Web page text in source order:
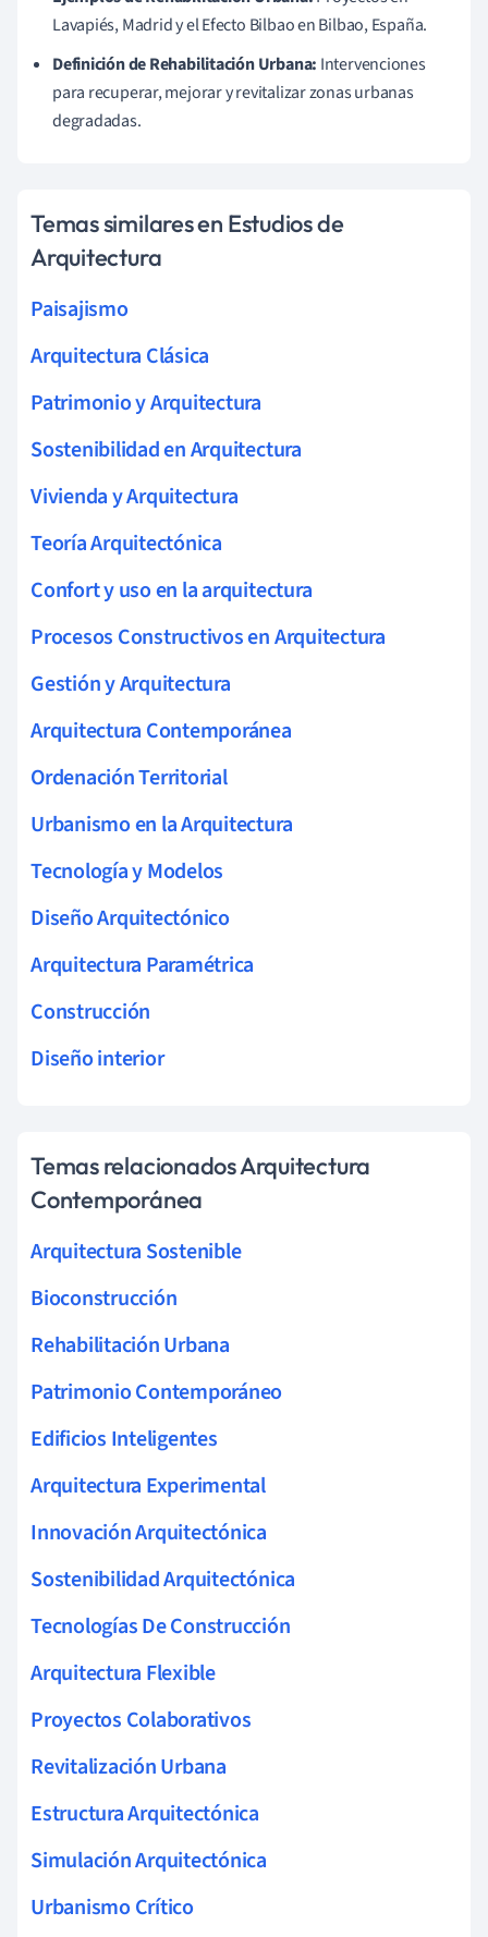
Lavapiés, Madrid y el Efecto Bilbao en Bilbao, España.
Definición de Rehabilitación Urbana: Intervenciones
para recuperar, mejorar y revitalizar zonas urbanas
degradadas.
Temas similares en Estudios de
Arquitectura
Paisajismo
Arquitectura Clásica
Patrimonio y Arquitectura
Sostenibilidad en Arquitectura
Vivienda y Arquitectura
Teoría Arquitectónica
Confort y uso en la arquitectura
Procesos Constructivos en Arquitectura
Gestión y Arquitectura
Arquitectura Contemporánea
Ordenación Territorial
Urbanismo en la Arquitectura
Tecnología y Modelos
Diseño Arquitectónico
Arquitectura Paramétrica
Construcción
Diseño interior
Temas relacionados Arquitectura
Contemporánea
Arquitectura Sostenible
Bioconstrucción
Rehabilitación Urbana
Patrimonio Contemporáneo
Edificios Inteligentes
Arquitectura Experimental
Innovación Arquitectónica
Sostenibilidad Arquitectónica
Tecnologías De Construcción
Arquitectura Flexible
Proyectos Colaborativos
Revitalización Urbana
Estructura Arquitectónica
Simulación Arquitectónica
Urbanismo Crítico